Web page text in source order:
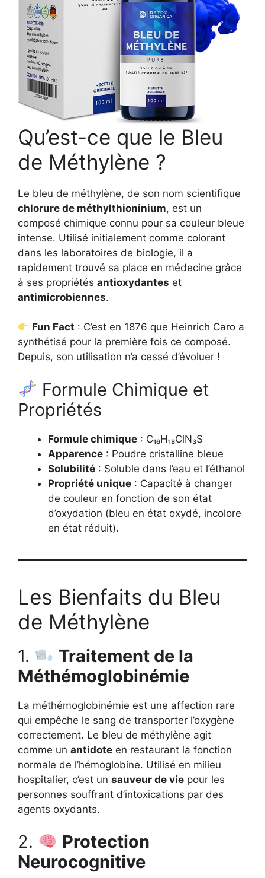
Qu’est-ce que le Bleu
de Méthylène ?
Le bleu de méthylène, de son nom scientifique
chlorure de méthylthioninium, est un
composé chimique connu pour sa couleur bleue
intense. Utilisé initialement comme colorant
dans les laboratoires de biologie, il a
rapidement trouvé sa place en médecine grâce
à ses propriétés antioxydantes et
antimicrobiennes.
Fun Fact : C’est en 1876 que Heinrich Caro a
synthétisé pour la première fois ce composé.
Depuis, son utilisation n’a cessé d’évoluer !
Formule Chimique et
Propriétés
Formule chimique : C₁₆H₁₈ClN₃S
Apparence : Poudre cristalline bleue
Solubilité : Soluble dans l’eau et l’éthanol
Propriété unique : Capacité à changer
de couleur en fonction de son état
d’oxydation (bleu en état oxydé, incolore
en état réduit).
Les Bienfaits du Bleu
de Méthylène
1.
Traitement de la
Méthémoglobinémie
La méthémoglobinémie est une affection rare
qui empêche le sang de transporter l’oxygène
correctement. Le bleu de méthylène agit
comme un antidote en restaurant la fonction
normale de l’hémoglobine. Utilisé en milieu
hospitalier, c’est un sauveur de vie pour les
personnes souffrant d’intoxications par des
agents oxydants.
2.
Protection
Neurocognitive